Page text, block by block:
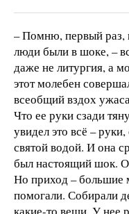
– Помню, первый раз,
люди были в шоке, –
даже не литургия, а
этот молебен
всеобщий вздох
Что ее руки сзади
увидел это всё –
святой водой. И она
был настоящий шок.
Но приход – большие
помогали. Собирали